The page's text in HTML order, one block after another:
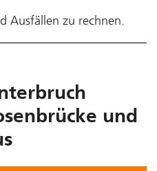
Ausfällen zu rechnen.
und